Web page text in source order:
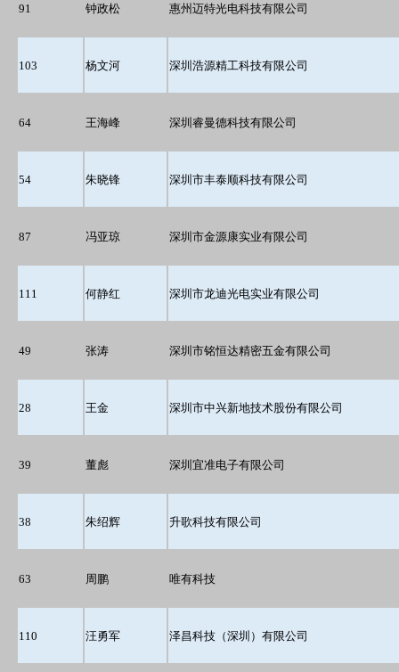
91 钟政松 惠州迈特光电科技有限公司
103 杨文河 深圳浩源精工科技有限公司
64 王海峰 深圳睿曼德科技有限公司
54 朱晓锋 深圳市丰泰顺科技有限公司
87 冯亚琼 深圳市金源康实业有限公司
111 何静红 深圳市龙迪光电实业有限公司
49 张涛 深圳市铭恒达精密五金有限公司
28 王金 深圳市中兴新地技术股份有限公司
39 董彪 深圳宜准电子有限公司
38 朱绍辉 升歌科技有限公司
63 周鹏 唯有科技
110 汪勇军 泽昌科技（深圳）有限公司